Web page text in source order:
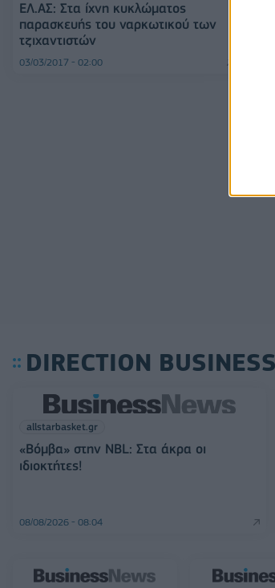
ΕΛ.ΑΣ: Στα ίχνη κυκλώματος
παρασκευής του ναρκωτικού των
τζιχαντιστών
03/03/2017 - 02:00
DIRECTION
allstarbasket.gr
«Βόμβα» στην NBL: Στα άκρα οι
ιδιοκτήτες!
08/08/2026 - 08:04